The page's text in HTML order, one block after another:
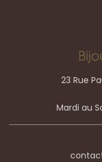
23 Rue
Mardi au